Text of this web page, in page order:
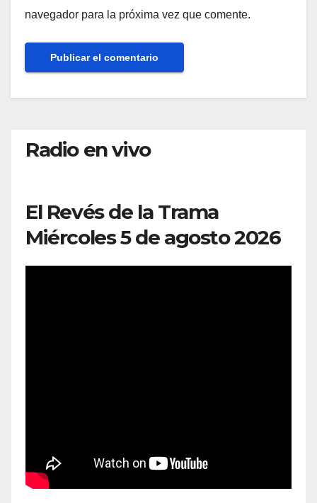
navegador para la próxima vez que comente.
Radio en vivo
El Revés de la Trama
Miércoles 5 de agosto 2026